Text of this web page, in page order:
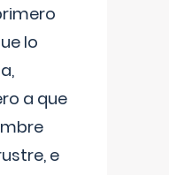
lo
a que
e